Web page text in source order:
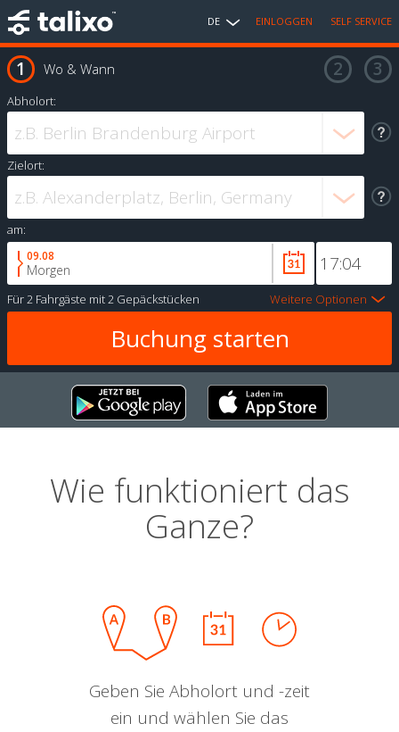
DE EINLOGGEN SELF SERVICE
Wo & Wann
Abholort:
Zielort:
am:
09.08
Morgen
Für2 Fahrgäste mit2 Gepäckstücken Weitere Optionen
Wie funktioniert das
Ganze?
Geben Sie Abholort und -zeit
ein und wählen Sie das